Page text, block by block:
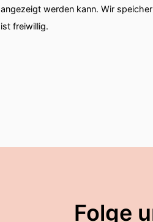
angezeigt werden kann. Wir
ist freiwillig.
Folge